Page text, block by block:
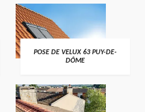
POSE DE VELUX 63 PUY-DE-
DÔME